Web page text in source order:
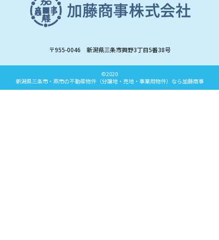
〒955-0046 新潟県三条市興野3丁目5番38号
©2020
新潟県三条市・燕市の不動産物件（分譲地・売地・事業用物件）なら加藤商事